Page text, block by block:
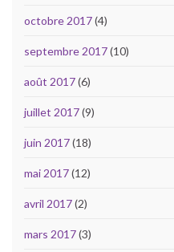
octobre 2017(4)
septembre 2017(10)
août 2017(6)
juillet 2017(9)
juin 2017(18)
mai 2017(12)
avril 2017(2)
mars 2017(3)